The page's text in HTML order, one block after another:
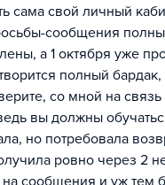
сама свой личный
сообщения
а 1 октября уже
полный
со мной на
вы должны
но потребовала
ровно через 2
сообщения и уж тем